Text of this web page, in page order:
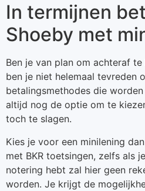
In termijnen
Shoeby met
Ben je van plan om achteraf
ben je niet helemaal tevreden
betalingsmethodes die
altijd nog de optie om te
toch te slagen.
Kies je voor een minilening
met BKR toetsingen, zelfs als
notering hebt zal hier geen
worden. Je krijgt de